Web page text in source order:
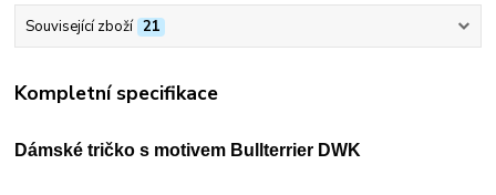
Související zboží 21
Kompletní specifikace
Dámské tričko s motivem Bullterrier DWK